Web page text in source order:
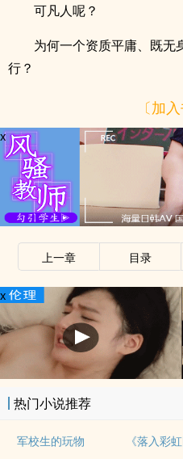
可凡人呢？
为何一个资质平庸、既无
行？
〔加
x
上一章 目录
x
热门小说推荐
军校生的玩物